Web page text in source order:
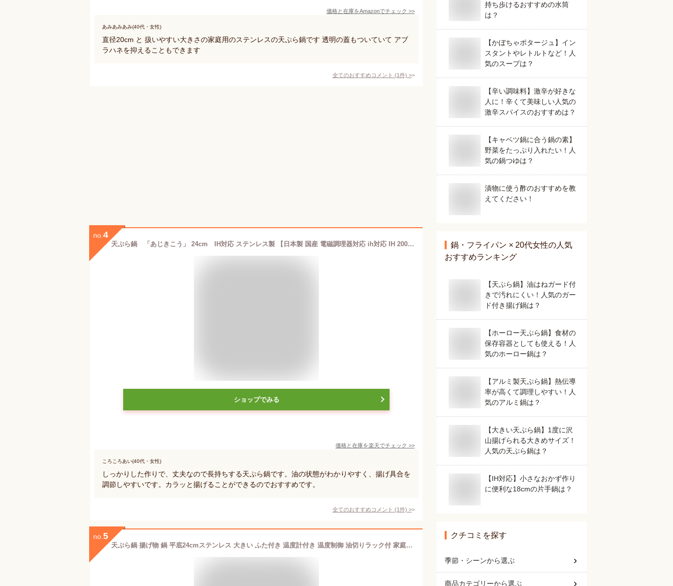
価格と在庫をAmazonでチェック >>
あみあみあみ(40代・女性)
直径20cm と 扱いやすい大きさの家庭用のステンレスの天ぷら鍋です 透明の蓋もついていて アブ
ラハネを抑えることもできます
全てのおすすめコメント (1件) >
no. 4
天ぷら鍋 「あじきこう」 24cm IH対応 ステンレス製 【日本製 国産 電磁調理器対応 ih対応 IH 200V対応 てんぷら鍋 揚げ物鍋 揚げ鍋 両手 天ぷら 鍋 ステン シルバー おすすめ zb 家庭用 キッチン用品 母の日 誕生日 贈り物 ギフト プレゼント 即発対応
ショップでみる
価格と在庫を楽天でチェック >>
ころころあい(40代・女性)
しっかりした作りで、丈夫なので長持ちする天ぷら鍋です。油の状態がわかりやすく、揚げ具合を
調節しやすいです。カラッと揚げることができるのでおすすめです。
全てのおすすめコメント (1件) >
no. 5
天ぷら鍋 揚げ物 鍋 平底24cmステンレス 大きい ふた付き 温度計付き 温度制御 油切りラック付 家庭用揚げ物 鍋 IH～ガス火対応 IH対応 直火対応 ガス対応 ギフト 贈り物 プレゼント鉄鍋 てんぷら鍋
持ち歩けるおすすめの水筒
は？
【かぼちゃポタージュ】イン
スタントやレトルトなど！人
気のスープは？
【辛い調味料】激辛が好きな
人に！辛くて美味しい人気の
激辛スパイスのおすすめは？
【キャベツ鍋に合う鍋の素】
野菜をたっぷり入れたい！人
気の鍋つゆは？
漬物に使う酢のおすすめを教
えてください！
鍋・フライパン × 20代女性の人気
おすすめランキング
【天ぷら鍋】油はねガード付
きで汚れにくい！人気のガー
ド付き揚げ鍋は？
【ホーロー天ぷら鍋】食材の
保存容器としても使える！人
気のホーロー鍋は？
【アルミ製天ぷら鍋】熱伝導
率が高くて調理しやすい！人
気のアルミ鍋は？
【大きい天ぷら鍋】1度に沢
山揚げられる大きめサイズ！
人気の天ぷら鍋は？
【IH対応】小さなおかず作り
に便利な18cmの片手鍋は？
クチコミを探す
季節・シーンから選ぶ
商品カテゴリーから選ぶ